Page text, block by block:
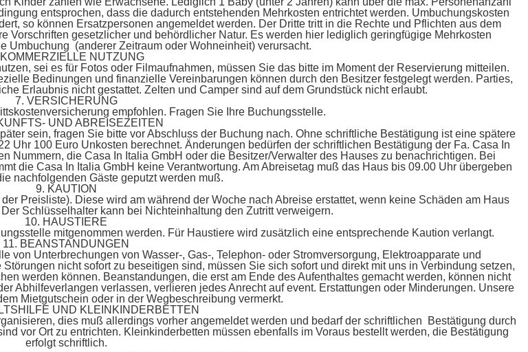
entsprochen, dass die dadurch entstehenden Mehrkosten entrichtet werden. Umbuchungskosten
so können Ersatzpersonen angemeldet werden. Der Dritte tritt in die Rechte und Pflichten aus dem
gesetzlicher und behördlicher Natur. Es werden hier lediglich geringfügige Mehrkosten
Umbuchung (anderer Zeitraum oder Wohneinheit) verursacht.
NUTZUNG
sei es für Fotos oder Filmaufnahmen, müssen Sie das bitte im Moment der Reservierung mitteilen.
Bedinungen und finanzielle Vereinbarungen können durch den Besitzer festgelegt werden. Parties,
Erlaubnis nicht gestattet. Zelten und Camper sind auf dem Grundstück nicht erlaubt.
7. VERSICHERUNG
empfohlen. Fragen Sie Ihre Buchungsstelle.
UND ABREISEZEITEN
sein, fragen Sie bitte vor Abschluss der Buchung nach. Ohne schriftliche Bestätigung ist eine spätere
Uhr 100 Euro Unkosten berechnet. Änderungen bedürfen der schriftlichen Bestätigung der Fa. Casa In
Nummern, die Casa In Italia GmbH oder die Besitzer/Verwalter des Hauses zu benachrichtigen. Bei
die Casa In Italia GmbH keine Verantwortung. Am Abreisetag muß das Haus bis 09.00 Uhr übergeben
nachfolgenden Gäste geputzt werden muß.
9. KAUTION
Preisliste). Diese wird am während der Woche nach Abreise erstattet, wenn keine Schäden am Haus
Schlüsselhalter kann bei Nichteinhaltung den Zutritt verweigern.
10. HAUSTIERE
mitgenommen werden. Für Haustiere wird zusätzlich eine entsprechende Kaution verlangt.
11. BEANSTANDUNGEN
Unterbrechungen von Wasser-, Gas-, Telephon- oder Stromversorgung, Elektroapparate und
nicht sofort zu beseitigen sind, müssen Sie sich sofort und direkt mit uns in Verbindung setzen,
werden können. Beanstandungen, die erst am Ende des Aufenthaltes gemacht werden, können nicht
Abhilfeverlangen verlassen, verlieren jedes Anrecht auf event. Erstattungen oder Minderungen. Unsere
Mietgutschein oder in der Wegbeschreibung vermerkt.
UND KLEINKINDERBETTEN
dies muß allerdings vorher angemeldet werden und bedarf der schriftlichen Bestätigung durch
vor Ort zu entrichten. Kleinkinderbetten müssen ebenfalls im Voraus bestellt werden, die Bestätigung
erfolgt schriftlich.